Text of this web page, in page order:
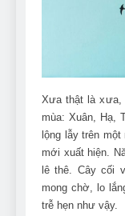
Xưa thật là xưa,
mùa: Xuân, Hạ,
lộng lẫy trên
mới xuất hiện.
lê thê. Cây cối
mong chờ, lo
trễ hẹn như vậy.